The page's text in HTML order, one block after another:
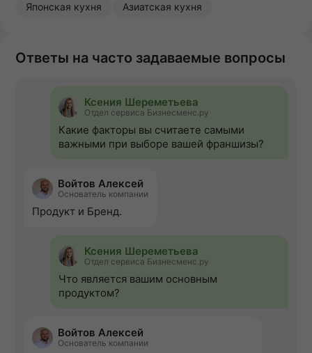
Японская кухня
Азиатская кухня
Ответы на часто задаваемые вопросы
Ксения Шереметьева
Отдел сервиса Бизнесменс.ру
Какие факторы вы считаете самыми
важными при выборе вашей франшизы?
Войтов Алексей
Основатель компании
Продукт и Бренд.
Ксения Шереметьева
Отдел сервиса Бизнесменс.ру
Что является вашим основным
продуктом?
Войтов Алексей
Основатель компании